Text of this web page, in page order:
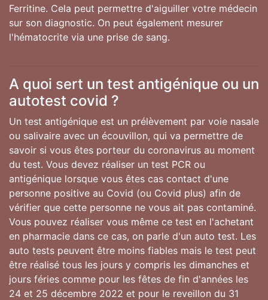
Ferritine. Cela peut permettre d'aiguiller votre médecin
sur son diagnostic. On peut également mesurer
l'hématocrite via une prise de sang.
A quoi sert un test antigénique ou un
autotest covid ?
Un test antigénique est un prélèvement par voie nasale
ou salivaire avec un écouvillon, qui va permettre de
savoir si vous êtes porteur du coronavirus au moment
du test. Vous devez réaliser un test PCR ou
antigénique lorsque vous êtes cas contact d'une
personne positive au Covid (ou Covid plus) afin de
vérifier que cette personne ne vous ait pas contaminé.
Vous pouvez réaliser vous même ce test en l'achetant
en pharmacie dans ce cas, on parle d'un auto test. Les
auto tests peuvent être moins fiables mais le test peut
être réalisé tous les jours y compris les dimanches et
jours féries comme pour les fêtes de fin d'années les
24 et 25 décembre 2022 et pour le reveillon du 31